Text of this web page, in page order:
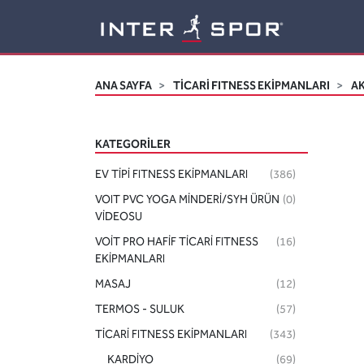
ANA SAYFA TİCARİ FITNESS EKİPMANLARI
KATEGORILER
EV TİPİ FITNESS EKİPMANLARI
(386)
VOIT PVC YOGA MİNDERİ/SYH ÜRÜN
VİDEOSU
(0)
VOİT PRO HAFİF TİCARİ FITNESS
EKİPMANLARI
(16)
MASAJ
(12)
TERMOS - SULUK
(57)
TİCARİ FITNESS EKİPMANLARI
(343)
KARDİYO
(69)